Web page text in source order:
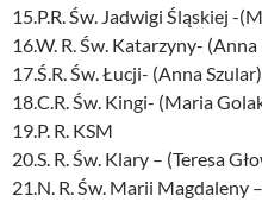
15.P.R. Św. Jadwigi Śląskiej -
16.W. R. Św. Katarzyny-
17.Ś.R. Św. Łucji- (Anna Szular)
18.C.R. Św. Kingi- (Maria
19.P. R. KSM
20.S. R. Św. Klary – (Teresa
21.N. R. Św. Marii Magdaleny